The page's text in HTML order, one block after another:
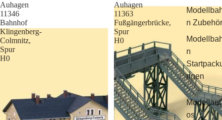
n Zubehör
n
ngen
Modellaut
os
Auhagen
11346
Bahnhof
Klingenberg-
Colmnitz,
Spur
H0
Auhagen
11363
Fußgängerbrücke,
Spur
H0